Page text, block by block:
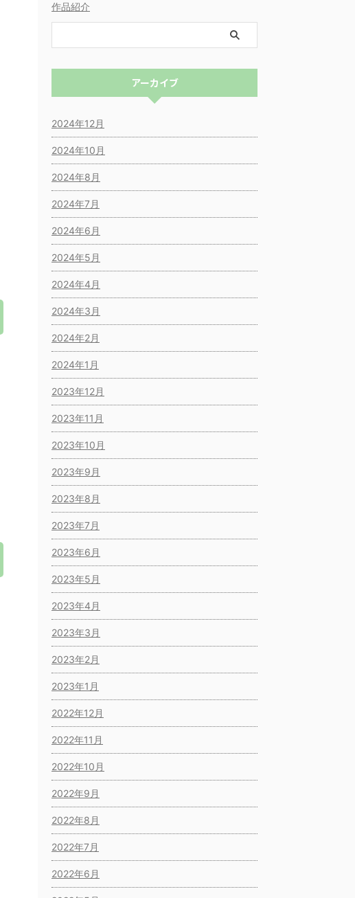
作品紹介
アーカイブ
2024年12月
2024年10月
2024年8月
2024年7月
2024年6月
2024年5月
2024年4月
2024年3月
2024年2月
2024年1月
2023年12月
2023年11月
2023年10月
2023年9月
2023年8月
2023年7月
2023年6月
2023年5月
2023年4月
2023年3月
2023年2月
2023年1月
2022年12月
2022年11月
2022年10月
2022年9月
2022年8月
2022年7月
2022年6月